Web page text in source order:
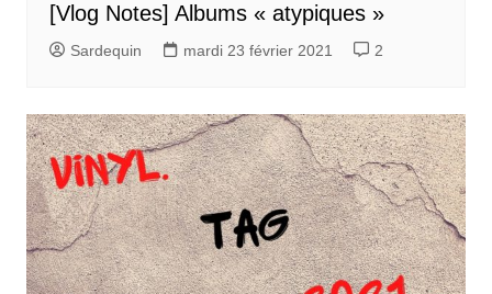
[Vlog Notes] Albums « atypiques »
Sardequin mardi 23 février 2021 2